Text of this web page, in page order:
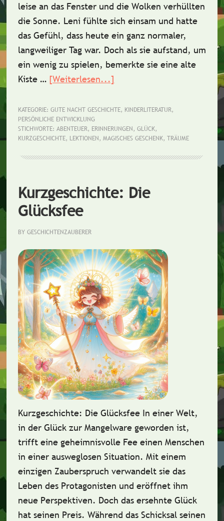
leise an das Fenster und die Wolken verhüllten
die Sonne. Leni fühlte sich einsam und hatte
das Gefühl, dass heute ein ganz normaler,
langweiliger Tag war. Doch als sie aufstand, um
ein wenig zu spielen, bemerkte sie eine alte
Kiste … [Weiterlesen...]
besondere
Geschenk
KATEGORIE: GUTE NACHT GESCHICHTE, KINDERLITERATUR,
PERSÖNLICHE ENTWICKLUNG
STICHWORTE: ABENTEUER, ERINNERUNGEN, GLÜCK,
KURZGESCHICHTE, LEKTIONEN, MAGISCHES GESCHENK, TRÄUME
Kurzgeschichte: Die
Glücksfee
BY GESCHICHTENZAUBERER
Kurzgeschichte: Die Glücksfee In einer Welt,
in der Glück zur Mangelware geworden ist,
trifft eine geheimnisvolle Fee einen Menschen
in einer ausweglosen Situation. Mit einem
einzigen Zauberspruch verwandelt sie das
Leben des Protagonisten und eröffnet ihm
neue Perspektiven. Doch das ersehnte Glück
hat seinen Preis. Während das Schicksal seinen